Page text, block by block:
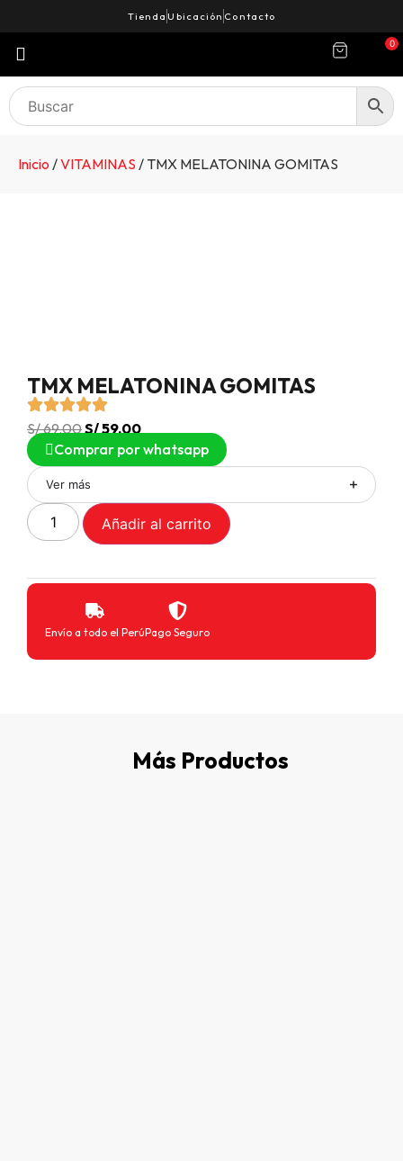
Tienda Ubicación Contacto
0
Inicio /VITAMINAS / TMX MELATONINA GOMITAS
TMX MELATONINA GOMITAS
S/69.00S/59.00
Comprar por whatsapp
Ver más
Añadir al carrito
Envío a todo el PerúPago Seguro
Más Productos